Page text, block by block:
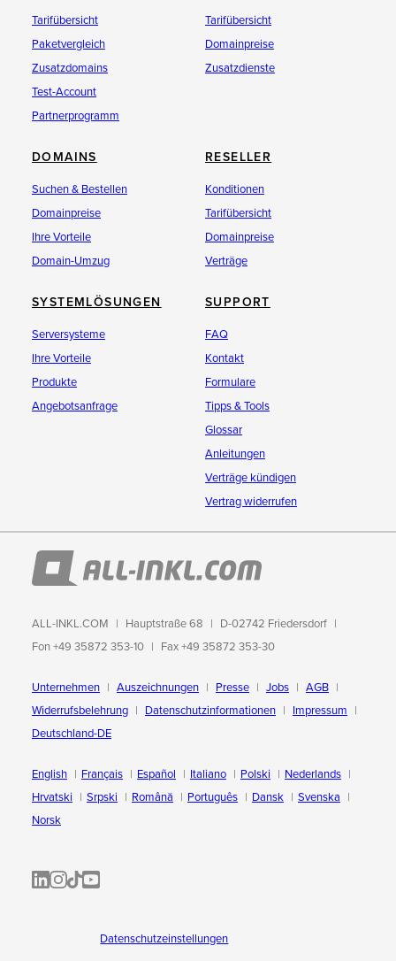
Tarifübersicht
Paketvergleich
Zusatzdomains
Test-Account
Partnerprogramm
Tarifübersicht
Domainpreise
Zusatzdienste
DOMAINS
Suchen & Bestellen
Domainpreise
Ihre Vorteile
Domain-Umzug
RESELLER
Konditionen
Tarifübersicht
Domainpreise
Verträge
SYSTEMLÖSUNGEN
Serversysteme
Ihre Vorteile
Produkte
Angebotsanfrage
SUPPORT
FAQ
Kontakt
Formulare
Tipps & Tools
Glossar
Anleitungen
Verträge kündigen
Vertrag widerrufen
ALL-INKL.COM Hauptstraße 68
D-02742 Friedersdorf
Fon +49 35872 353-10
Fax +49 35872 353-30
Unternehmen Auszeichnungen Presse Jobs
AGB
Widerrufsbelehrung
Datenschutzinformationen
Impressum
Deutschland-DE
English Français Español Italiano Polski
Nederlands
Hrvatski
Srpski Română Português Dansk
Svenska
Norsk
ALL-INKL.COM | LinkedIn
ALL-INKL.COM • Instagram photos and videos
ALL-INKL.COM | TikTok
ALLINKL.COM - YouTube
Datenschutzeinstellungen